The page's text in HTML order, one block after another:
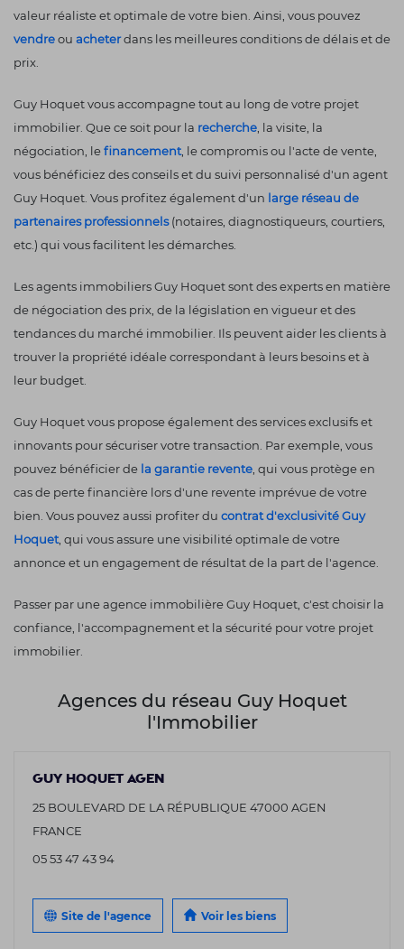
valeur réaliste et optimale de votre bien. Ainsi, vous pouvez
vendreou acheterdans les meilleures conditions de délais et de
prix.
Guy Hoquet vous accompagne tout au long de votre projet
immobilier. Que ce soit pour la recherche , la visite, la
négociation, lefinancement , le compromis ou l'acte de vente,
vous bénéficiez des conseils et du suivi personnalisé d'un agent
Guy Hoquet. Vous profitez également d'un large réseau de
partenaires professionnels(notaires, diagnostiqueurs, courtiers,
etc.) qui vous facilitent les démarches.
Les agents immobiliers Guy Hoquet sont des experts en matière
de négociation des prix, de la législation en vigueur et des
tendances du marché immobilier. Ils peuvent aider les clients à
trouver la propriété idéale correspondant à leurs besoins et à
leur budget.
Guy Hoquet vous propose également des services exclusifs et
innovants pour sécuriser votre transaction. Par exemple, vous
pouvez bénéficier de la garantie revente , qui vous protège en
cas de perte financière lors d'une revente imprévue de votre
bien. Vous pouvez aussi profiter du contrat d'exclusivité Guy
Hoquet , qui vous assure une visibilité optimale de votre
annonce et un engagement de résultat de la part de l'agence.
Passer par une agence immobilière Guy Hoquet, c'est choisir la
confiance, l'accompagnement et la sécurité pour votre projet
immobilier.
Agences du réseau Guy Hoquet
l'Immobilier
GUY HOQUET AGEN
25 BOULEVARD DE LA RÉPUBLIQUE 47000 AGEN
FRANCE
05 53 47 43 94
Site de l'agence Voir les biens